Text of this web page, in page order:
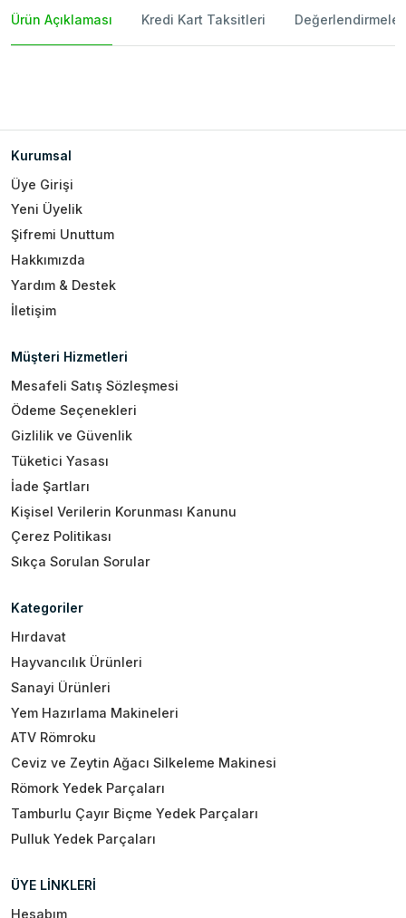
Ürün Açıklaması Kredi Kart Taksitleri Değerlendirmeler
Kurumsal
Üye Girişi
Yeni Üyelik
Şifremi Unuttum
Hakkımızda
Yardım & Destek
İletişim
Müşteri Hizmetleri
Mesafeli Satış Sözleşmesi
Ödeme Seçenekleri
Gizlilik ve Güvenlik
Tüketici Yasası
İade Şartları
Kişisel Verilerin Korunması Kanunu
Çerez Politikası
Sıkça Sorulan Sorular
Kategoriler
Hırdavat
Hayvancılık Ürünleri
Sanayi Ürünleri
Yem Hazırlama Makineleri
ATV Römroku
Ceviz ve Zeytin Ağacı Silkeleme Makinesi
Römork Yedek Parçaları
Tamburlu Çayır Biçme Yedek Parçaları
Pulluk Yedek Parçaları
ÜYE LİNKLERİ
Hesabım